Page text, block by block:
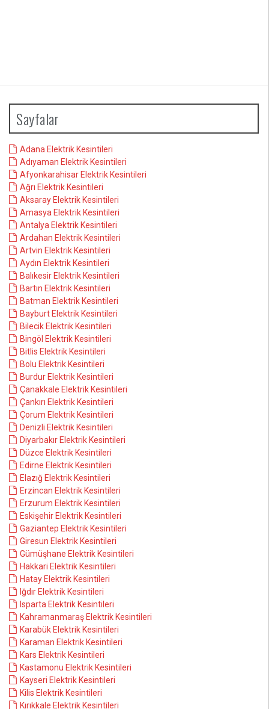
Sayfalar
Adana Elektrik Kesintileri
Adıyaman Elektrik Kesintileri
Afyonkarahisar Elektrik Kesintileri
Ağrı Elektrik Kesintileri
Aksaray Elektrik Kesintileri
Amasya Elektrik Kesintileri
Antalya Elektrik Kesintileri
Ardahan Elektrik Kesintileri
Artvin Elektrik Kesintileri
Aydın Elektrik Kesintileri
Balıkesir Elektrik Kesintileri
Bartın Elektrik Kesintileri
Batman Elektrik Kesintileri
Bayburt Elektrik Kesintileri
Bilecik Elektrik Kesintileri
Bingöl Elektrik Kesintileri
Bitlis Elektrik Kesintileri
Bolu Elektrik Kesintileri
Burdur Elektrik Kesintileri
Çanakkale Elektrik Kesintileri
Çankırı Elektrik Kesintileri
Çorum Elektrik Kesintileri
Denizli Elektrik Kesintileri
Diyarbakır Elektrik Kesintileri
Düzce Elektrik Kesintileri
Edirne Elektrik Kesintileri
Elazığ Elektrik Kesintileri
Erzincan Elektrik Kesintileri
Erzurum Elektrik Kesintileri
Eskişehir Elektrik Kesintileri
Gaziantep Elektrik Kesintileri
Giresun Elektrik Kesintileri
Gümüşhane Elektrik Kesintileri
Hakkari Elektrik Kesintileri
Hatay Elektrik Kesintileri
Iğdır Elektrik Kesintileri
Isparta Elektrik Kesintileri
Kahramanmaraş Elektrik Kesintileri
Karabük Elektrik Kesintileri
Karaman Elektrik Kesintileri
Kars Elektrik Kesintileri
Kastamonu Elektrik Kesintileri
Kayseri Elektrik Kesintileri
Kilis Elektrik Kesintileri
Kırıkkale Elektrik Kesintileri